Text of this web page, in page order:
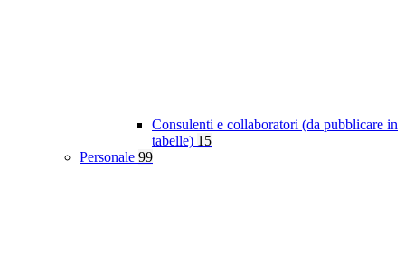
Consulenti e collaboratori (da pubblicare in
tabelle) 15
Personale 99